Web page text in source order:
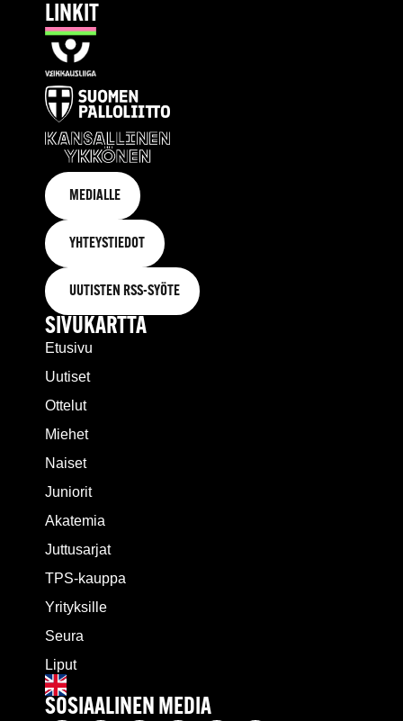
LINKIT
MEDIALLE
YHTEYSTIEDOT
UUTISTEN RSS-SYÖTE
SIVUKARTTA
Etusivu
Uutiset
Ottelut
Miehet
Naiset
Juniorit
Akatemia
Juttusarjat
TPS-kauppa
Yrityksille
Seura
Liput
SOSIAALINEN MEDIA